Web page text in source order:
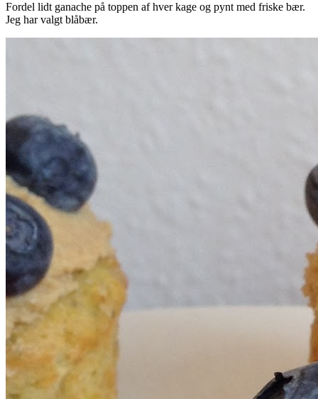
Fordel lidt ganache på toppen af hver kage og pynt med friske bær.
Jeg har valgt blåbær.